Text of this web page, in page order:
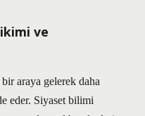
ve
araya gelerek daha
eder. Siyaset bilimi